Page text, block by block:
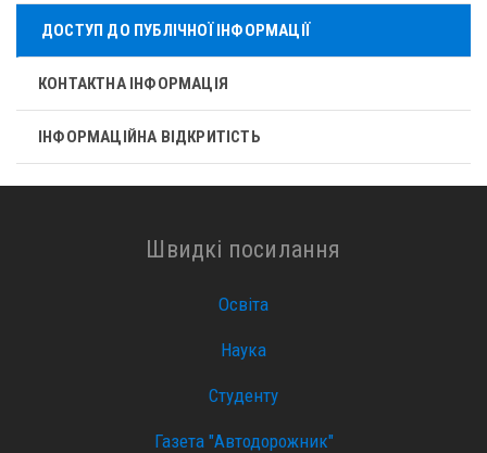
ДОСТУП ДО ПУБЛІЧНОЇ ІНФОРМАЦІЇ
КОНТАКТНА ІНФОРМАЦІЯ
ІНФОРМАЦІЙНА ВІДКРИТІСТЬ
Швидкі посилання
Освіта
Наука
Студенту
Газета "Автодорожник"